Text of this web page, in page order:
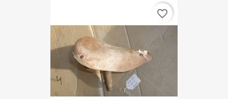
favorite_border